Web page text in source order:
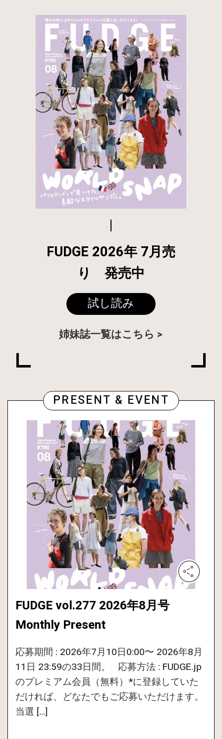
FUDGE 2026年 7月売
り 発売中
試し読み
姉妹誌一覧はこちら
PRESENT & EVENT
FUDGE vol.277 2026年8月号
Monthly Present
応募期間 : 2026年7月10日0:00〜 2026年8月
11日 23:59の33日間。 応募方法 : FUDGE.jp
のプレミアム会員（無料）*に登録していた
だければ、どなたでもご応募いただけます。
当選 […]